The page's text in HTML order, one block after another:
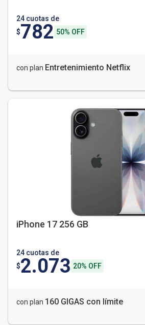
24 cuotas de
$782 50% OFF
con plan Entretenimiento Netflix
iPhone 17 256 GB
24 cuotas de
$2.073 20% OFF
con plan 160 GIGAS con límite